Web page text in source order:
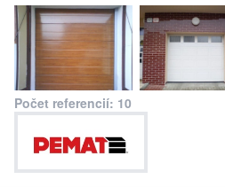
Počet referencií: 10